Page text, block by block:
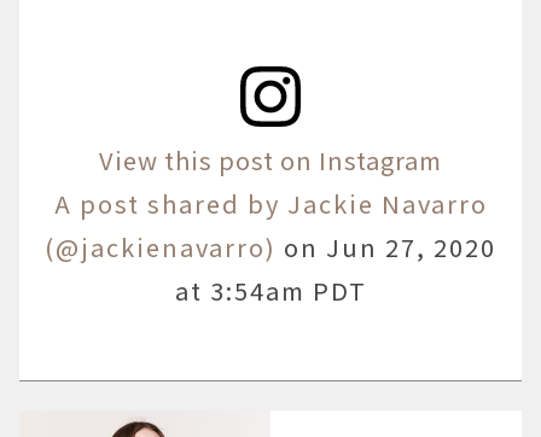
View this post on Instagram
A post shared by Jackie Navarro
(@jackienavarro) on Jun 27, 2020
at 3:54am PDT